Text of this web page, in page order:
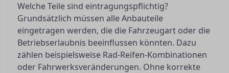
Welche Teile sind eintragungspflichtig?
Grundsätzlich müssen alle Anbauteile
eingetragen werden, die die Fahrzeugart oder die
Betriebserlaubnis beeinflussen könnten. Dazu
zählen beispielsweise Rad-Reifen-Kombinationen
oder Fahrwerksveränderungen. Ohne korrekte